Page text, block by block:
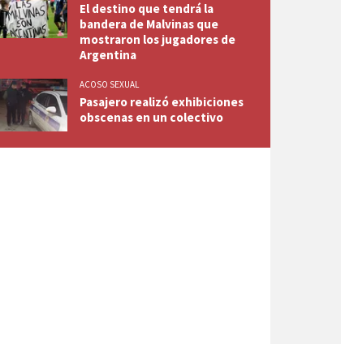
El destino que tendrá la
bandera de Malvinas que
mostraron los jugadores de
Argentina
ACOSO SEXUAL
Pasajero realizó exhibiciones
obscenas en un colectivo